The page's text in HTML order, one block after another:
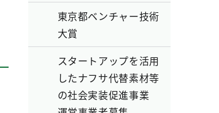
東京都ベンチャー技術
大賞
スタートアップを活用
したナフサ代替素材等
の社会実装促進事業